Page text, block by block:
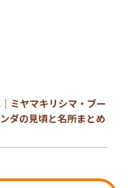
ミヤマキリシマ・ブー
ダの見頃と名所まとめ